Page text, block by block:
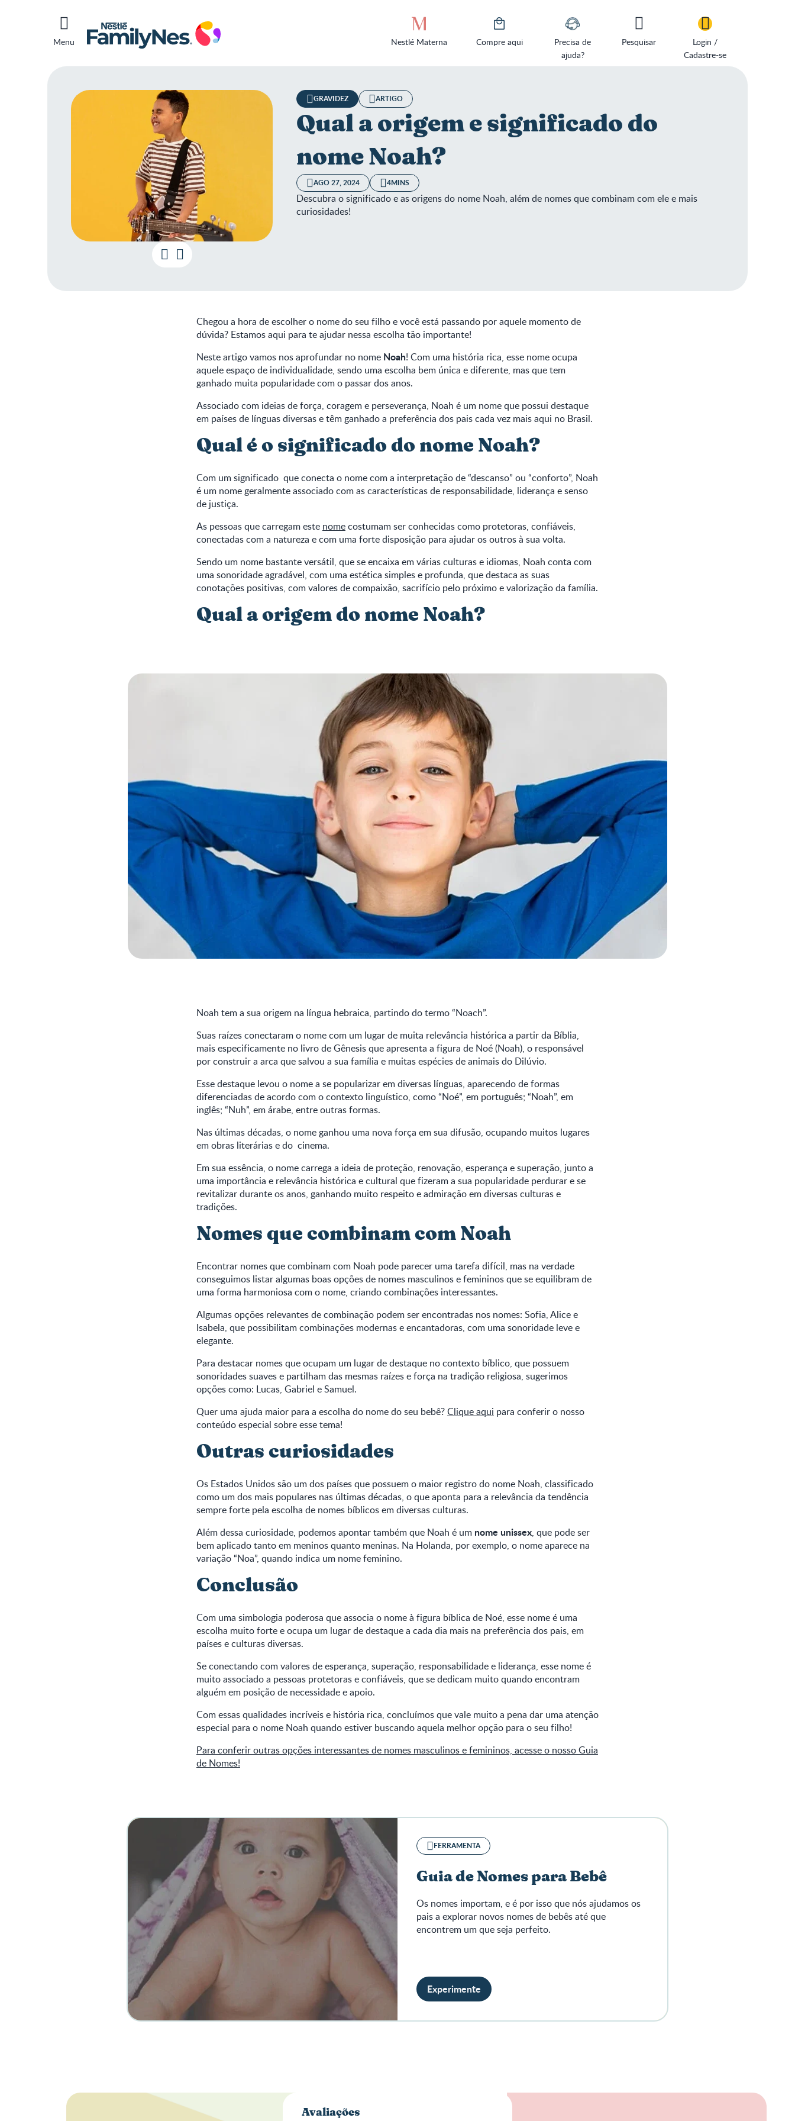
Menu Nestlé Materna Compre aqui
Precisa de
ajuda?
Pesquisar
Login /
Cadastre-se
GRAVIDEZ ARTIGO
Qual a origem e significado do
nome Noah?
AGO 27, 2024 4MINS
Descubra o significado e as origens do nome Noah, além de nomes que combinam com ele e mais
curiosidades!
Chegou a hora de escolher o nome do seu filho e você está passando por aquele momento de
dúvida? Estamos aqui para te ajudar nessa escolha tão importante!
Neste artigo vamos nos aprofundar no nome Noah! Com uma história rica, esse nome ocupa
aquele espaço de individualidade, sendo uma escolha bem única e diferente, mas que tem
ganhado muita popularidade com o passar dos anos.
Associado com ideias de força, coragem e perseverança, Noah é um nome que possui destaque
em países de línguas diversas e têm ganhado a preferência dos pais cada vez mais aqui no Brasil.
Qual é o significado do nome Noah?
Com um significado que conecta o nome com a interpretação de “descanso” ou “conforto”, Noah
é um nome geralmente associado com as características de responsabilidade, liderança e senso
de justiça.
As pessoas que carregam este nomecostumam ser conhecidas como protetoras, confiáveis,
conectadas com a natureza e com uma forte disposição para ajudar os outros à sua volta.
Sendo um nome bastante versátil, que se encaixa em várias culturas e idiomas, Noah conta com
uma sonoridade agradável, com uma estética simples e profunda, que destaca as suas
conotações positivas, com valores de compaixão, sacrifício pelo próximo e valorização da família.
Qual a origem do nome Noah?
Noah tem a sua origem na língua hebraica, partindo do termo “Noach”.
Suas raízes conectaram o nome com um lugar de muita relevância histórica a partir da Bíblia,
mais especificamente no livro de Gênesis que apresenta a figura de Noé (Noah), o responsável
por construir a arca que salvou a sua família e muitas espécies de animais do Dilúvio.
Esse destaque levou o nome a se popularizar em diversas línguas, aparecendo de formas
diferenciadas de acordo com o contexto linguístico, como “Noé”, em português; “Noah”, em
inglês; “Nuh”, em árabe, entre outras formas.
Nas últimas décadas, o nome ganhou uma nova força em sua difusão, ocupando muitos lugares
em obras literárias e do cinema.
Em sua essência, o nome carrega a ideia de proteção, renovação, esperança e superação, junto a
uma importância e relevância histórica e cultural que fizeram a sua popularidade perdurar e se
revitalizar durante os anos, ganhando muito respeito e admiração em diversas culturas e
tradições.
Nomes que combinam com Noah
Encontrar nomes que combinam com Noah pode parecer uma tarefa difícil, mas na verdade
conseguimos listar algumas boas opções de nomes masculinos e femininos que se equilibram de
uma forma harmoniosa com o nome, criando combinações interessantes.
Algumas opções relevantes de combinação podem ser encontradas nos nomes: Sofia, Alice e
Isabela, que possibilitam combinações modernas e encantadoras, com uma sonoridade leve e
elegante.
Para destacar nomes que ocupam um lugar de destaque no contexto bíblico, que possuem
sonoridades suaves e partilham das mesmas raízes e força na tradição religiosa, sugerimos
opções como: Lucas, Gabriel e Samuel.
Quer uma ajuda maior para a escolha do nome do seu bebê?Clique aqui para conferir o nosso
conteúdo especial sobre esse tema!
Outras curiosidades
Os Estados Unidos são um dos países que possuem o maior registro do nome Noah, classificado
como um dos mais populares nas últimas décadas, o que aponta para a relevância da tendência
sempre forte pela escolha de nomes bíblicos em diversas culturas.
Além dessa curiosidade, podemos apontar também que Noah é um nome unissex, que pode ser
bem aplicado tanto em meninos quanto meninas. Na Holanda, por exemplo, o nome aparece na
variação “Noa”, quando indica um nome feminino.
Conclusão
Com uma simbologia poderosa que associa o nome à figura bíblica de Noé, esse nome é uma
escolha muito forte e ocupa um lugar de destaque a cada dia mais na preferência dos pais, em
países e culturas diversas.
Se conectando com valores de esperança, superação, responsabilidade e liderança, esse nome é
muito associado a pessoas protetoras e confiáveis, que se dedicam muito quando encontram
alguém em posição de necessidade e apoio.
Com essas qualidades incríveis e história rica, concluímos que vale muito a pena dar uma atenção
especial para o nome Noah quando estiver buscando aquela melhor opção para o seu filho!
Para conferir outras opções interessantes de nomes masculinos e femininos, acesse o nosso Guia
de Nomes!
FERRAMENTA
Guia de Nomes para Bebê
Os nomes importam, e é por isso que nós ajudamos os
pais a explorar novos nomes de bebês até que
encontrem um que seja perfeito.
Experimente
Avaliações